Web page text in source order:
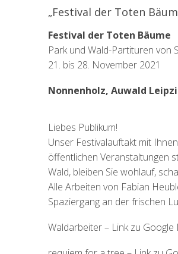
„Festival der Toten
Festival der Toten Bäume
Park und Wald-Partituren von
21. bis 28. November 2021
Nonnenholz, Auwald
Liebes Publikum!
Unser Festivalauftakt mit
öffentlichen Veranstaltungen
Wald, bleiben Sie wohlauf,
Alle Arbeiten von Fabian
Spaziergang an der frischen
Waldarbeiter – Link zu